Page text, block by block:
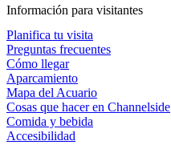
Información para visitantes
Planifica tu visita
Preguntas frecuentes
Cómo llegar
Aparcamiento
Mapa del Acuario
Cosas que hacer en Channelside
Comida y bebida
Accesibilidad